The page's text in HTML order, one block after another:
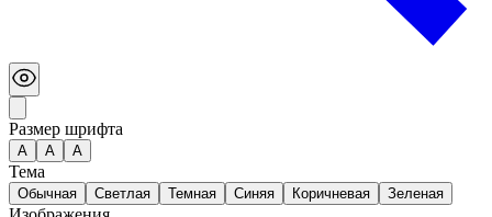
Размер шрифта
А A A
Тема
Обычная Светлая Темная Синяя Коричневая Зеленая